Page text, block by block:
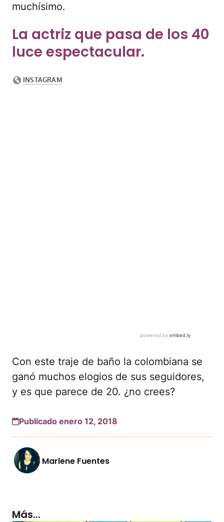
muchísimo.
La actriz que pasa de los 40
luce espectacular.
Con este traje de baño la colombiana se
ganó muchos elogios de sus seguidores,
y es que parece de 20. ¿no crees?
Publicado enero 12, 2018
Marlene Fuentes
Más...